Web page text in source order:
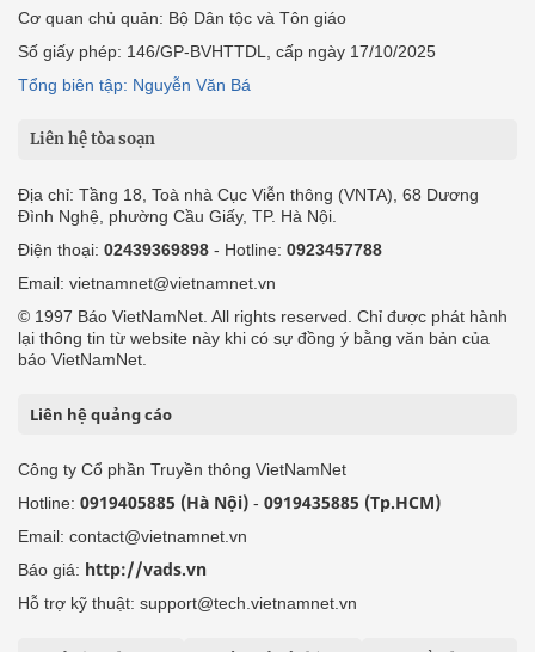
Cơ quan chủ quản: Bộ Dân tộc và Tôn giáo
Số giấy phép: 146/GP-BVHTTDL, cấp ngày 17/10/2025
Tổng biên tập: Nguyễn Văn Bá
Liên hệ tòa soạn
Địa chỉ: Tầng 18, Toà nhà Cục Viễn thông (VNTA), 68 Dương
Đình Nghệ, phường Cầu Giấy, TP. Hà Nội.
Điện thoại: 02439369898 - Hotline: 0923457788
Email: vietnamnet@vietnamnet.vn
© 1997 Báo VietNamNet. All rights reserved. Chỉ được phát hành
lại thông tin từ website này khi có sự đồng ý bằng văn bản của
báo VietNamNet.
Liên hệ quảng cáo
Công ty Cổ phần Truyền thông VietNamNet
Hotline: 0919405885 (Hà Nội) - 0919435885 (Tp.HCM)
Email: contact@vietnamnet.vn
Báo giá: http://vads.vn
Hỗ trợ kỹ thuật: support@tech.vietnamnet.vn